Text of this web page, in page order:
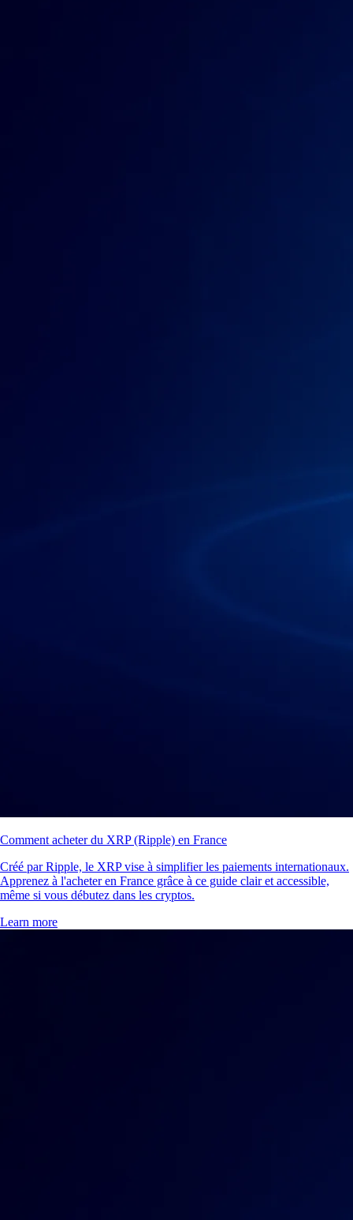
Comment acheter du XRP (Ripple) en France
Créé par Ripple, le XRP vise à simplifier les paiements internationaux.
Apprenez à l'acheter en France grâce à ce guide clair et accessible,
même si vous débutez dans les cryptos.
Learn more